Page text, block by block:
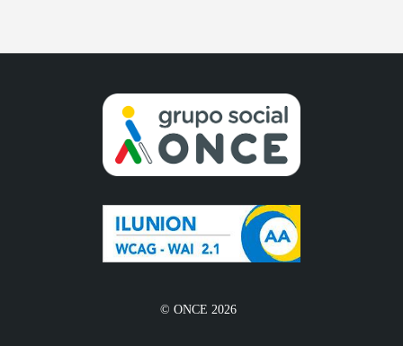
© ONCE 2026